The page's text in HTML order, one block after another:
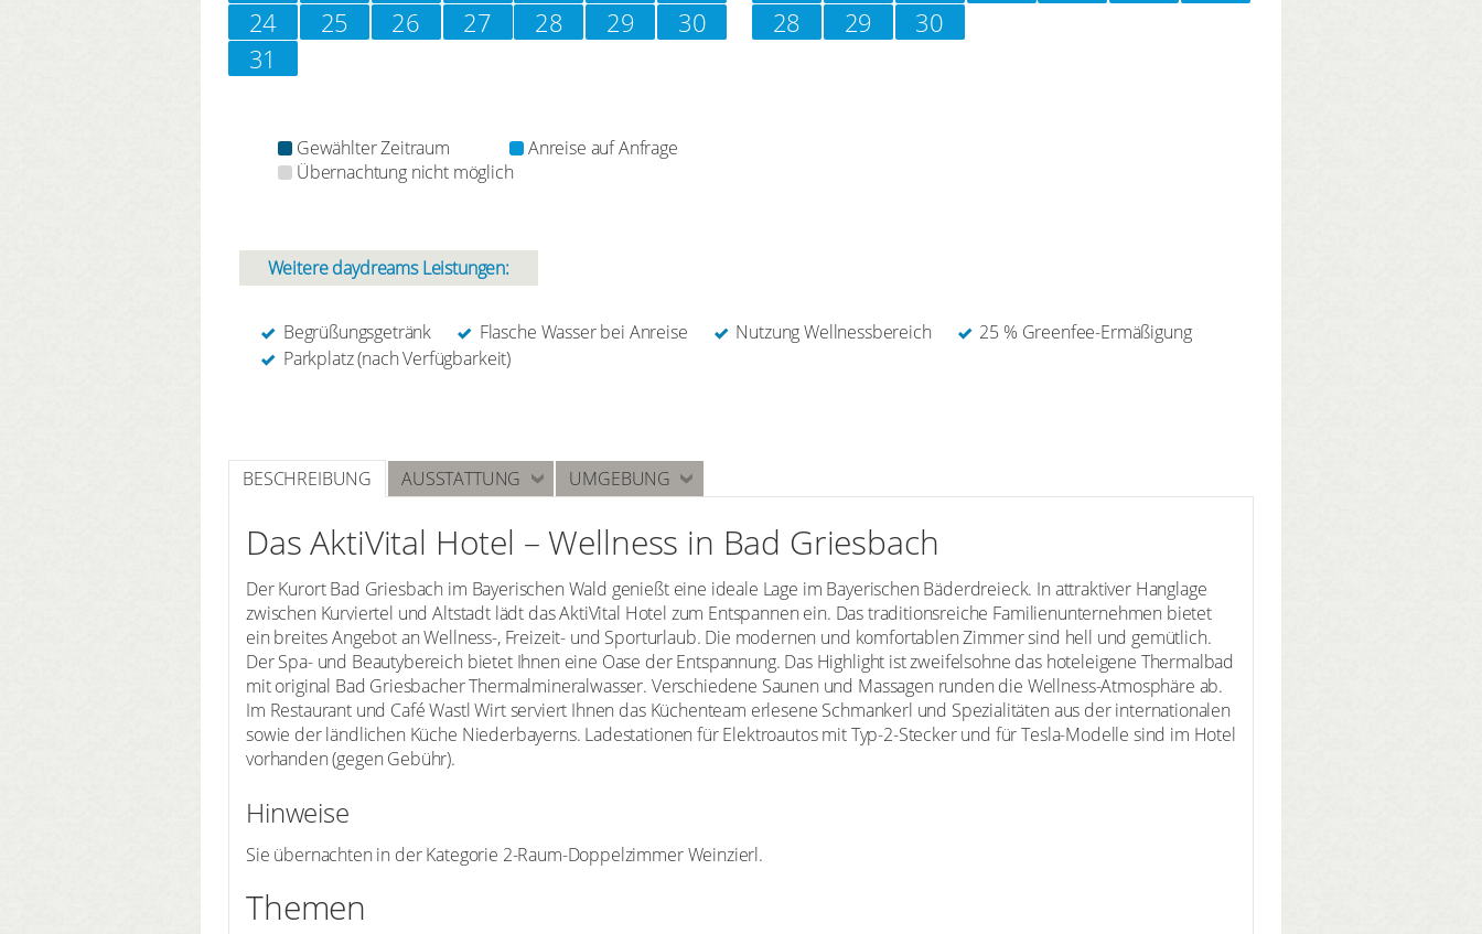
24
25 26 27 28 29
30
31
28
29 30
Gewählter Zeitraum
Anreise auf Anfrage
Übernachtung nicht möglich
Weitere daydreams Leistungen:
Begrüßungsgetränk Flasche Wasser bei Anreise Nutzung Wellnessbereich
25 % Greenfee-Ermäßigung
Parkplatz (nach Verfügbarkeit)
BESCHREIBUNG AUSSTATTUNG UMGEBUNG
Das AktiVital Hotel – Wellness in Bad Griesbach
Der Kurort Bad Griesbach im Bayerischen Wald genießt eine ideale Lage im Bayerischen Bäderdreieck. In attraktiver Hanglage
zwischen Kurviertel und Altstadt lädt das AktiVital Hotel zum Entspannen ein. Das traditionsreiche Familienunternehmen bietet
ein breites Angebot an Wellness-, Freizeit- und Sporturlaub. Die modernen und komfortablen Zimmer sind hell und gemütlich.
Der Spa- und Beautybereich bietet Ihnen eine Oase der Entspannung. Das Highlight ist zweifelsohne das hoteleigene Thermalbad
mit original Bad Griesbacher Thermalmineralwasser. Verschiedene Saunen und Massagen runden die Wellness-Atmosphäre ab.
Im Restaurant und Café Wastl Wirt serviert Ihnen das Küchenteam erlesene Schmankerl und Spezialitäten aus der internationalen
sowie der ländlichen Küche Niederbayerns. Ladestationen für Elektroautos mit Typ-2-Stecker und für Tesla-Modelle sind im Hotel
vorhanden (gegen Gebühr).
Hinweise
Sie übernachten in der Kategorie 2-Raum-Doppelzimmer Weinzierl.
Themen